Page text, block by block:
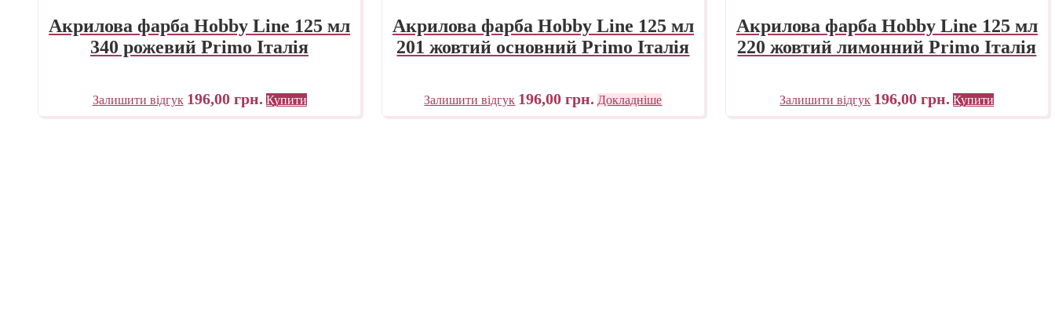
Акрилова фарба Hobby Line 125 мл
340 рожевий Primo Італія
Залишити відгук 196,00 грн. Купити
Акрилова фарба Hobby Line 125 мл
201 жовтий основний Primo Італія
Залишити відгук 196,00грн. Докладніше
Акрилова фарба Hobby Line 125 мл
220 жовтий лимонний Primo Італія
Залишити відгук 196,00грн. Купити